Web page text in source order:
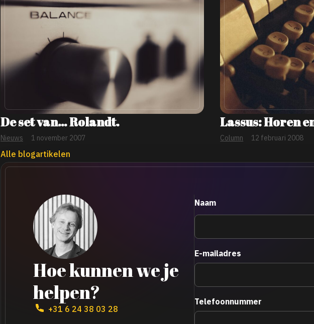
De set van… Rolandt.
Nieuws 1 november 2007
Lassus: Horen
Column 12 februari 2008
Alle blogartikelen
Hoe kunnen we je
helpen?
+31 6 24 38 03 28
Naam
E-mailadres
Telefoonnummer